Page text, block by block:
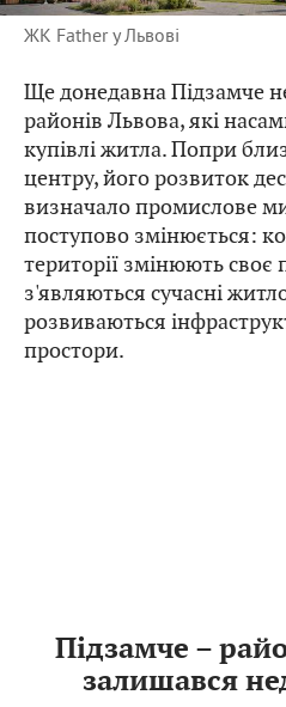
ЖК Father у Львові
Ще донедавна Підзамче
районів Львова, які
купівлі житла. Попри
центру, його розвиток
визначало промислове
поступово змінюється:
території змінюють своє
з'являються сучасні
розвиваються
простори.
Підзамче –
залишався